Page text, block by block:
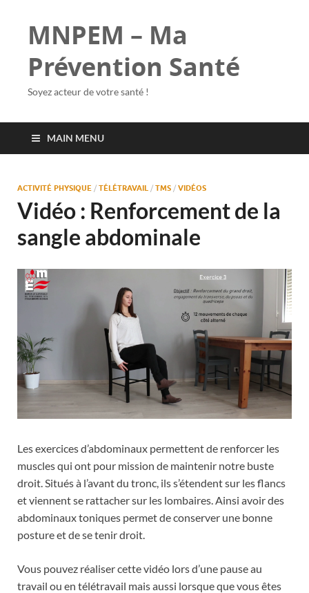
MNPEM – Ma
Prévention Santé
Soyez acteur de votre santé !
MAIN MENU
ACTIVITÉ PHYSIQUE / TÉLÉTRAVAIL / TMS / VIDÉOS
Vidéo : Renforcement de la
sangle abdominale
Les exercices d’abdominaux permettent de renforcer les
muscles qui ont pour mission de maintenir notre buste
droit. Situés à l’avant du tronc, ils s’étendent sur les flancs
et viennent se rattacher sur les lombaires. Ainsi avoir des
abdominaux toniques permet de conserver une bonne
posture et de se tenir droit.
Vous pouvez réaliser cette vidéo lors d’une pause au
travail ou en télétravail mais aussi lorsque que vous êtes